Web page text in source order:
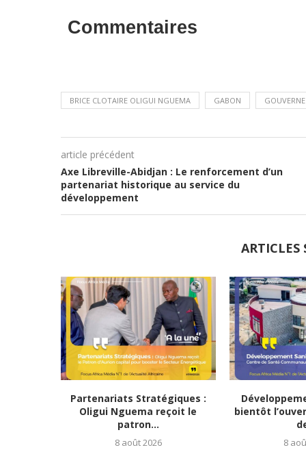
Commentaires
BRICE CLOTAIRE OLIGUI NGUEMA GABON
article précédent
Axe Libreville-Abidjan : Le renforcement d’un
partenariat historique au service du
développement
ARTICLES
Partenariats Stratégiques :
Oligui Nguema reçoit le
patron...
8 août 2026
bientôt
8